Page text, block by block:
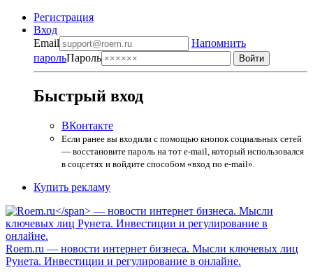
Регистрация
Вход
Email
Напомнить
парольПароль
Быстрый вход
ВКонтакте
Если ранее вы входили с помощью кнопок социальных сетей
— восстановите пароль на тот e-mail, который использовался
в соцсетях и войдите способом «вход по e-mail».
Купить рекламу
Roem.ru — новости интернет бизнеса. Мысли ключевых лиц
Рунета. Инвестиции и регулирование в онлайне.